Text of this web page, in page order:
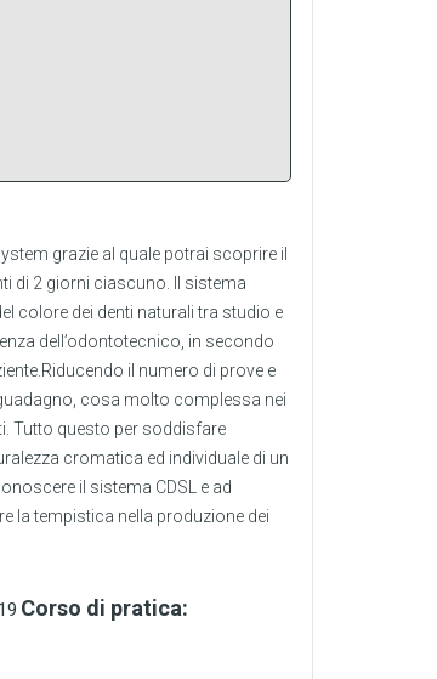
grazie al quale potrai scoprire il
di 2 giorni ciascuno. Il sistema
colore dei denti naturali tra studio e
dell’odontotecnico, in secondo
il numero di prove e
cosa molto complessa nei
Tutto questo per soddisfare
cromatica ed individuale di un
il sistema CDSL e ad
la tempistica nella produzione dei
Corso di pratica: